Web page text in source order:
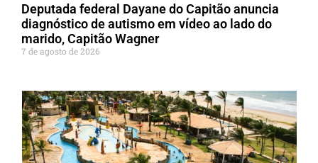
Deputada federal Dayane do Capitão anuncia
diagnóstico de autismo em vídeo ao lado do
marido, Capitão Wagner
7 de agosto de 2026